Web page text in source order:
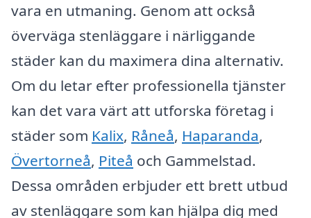
vara en utmaning. Genom att också
överväga stenläggare i närliggande
städer kan du maximera dina alternativ.
Om du letar efter professionella tjänster
kan det vara värt att utforska företag i
städer som Kalix, Råneå, Haparanda,
Övertorneå, Piteå och Gammelstad.
Dessa områden erbjuder ett brett utbud
av stenläggare som kan hjälpa dig med